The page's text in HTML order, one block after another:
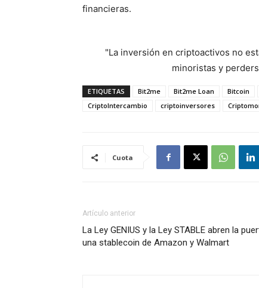
financieras.
"La inversión en criptoactivos no
minoristas y
ETIQUETAS Bit2me Bit2me Loan Bitcoin
CriptoIntercambio
criptoinversores
Cuota
Artículo anterior
La Ley GENIUS y la Ley STABLE abren la
una stablecoin de Amazon y Walmart